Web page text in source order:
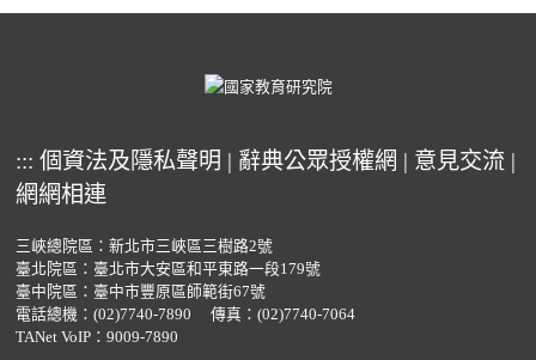
::: 個資法及隱私聲明 | 辭典公眾授權網 | 意見交流 |
網網相連
三峽總院區：新北市三峽區三樹路2號
臺北院區：臺北市大安區和平東路一段179號
臺中院區：臺中市豐原區師範街67號
電話總機： (02)7740-7890
傳真：(02)7740-7064
TANet VoIP：9009-7890